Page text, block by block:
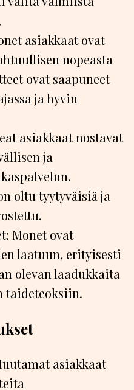
asiakkaat ovat
nopeasta
ovat saapuneet
ja hyvin
asiakkaat nostavat
ja
oltu tyytyväisiä ja
Monet ovat
laatuun, erityisesti
olevan laadukkaita
taideteoksiin.
asiakkaat